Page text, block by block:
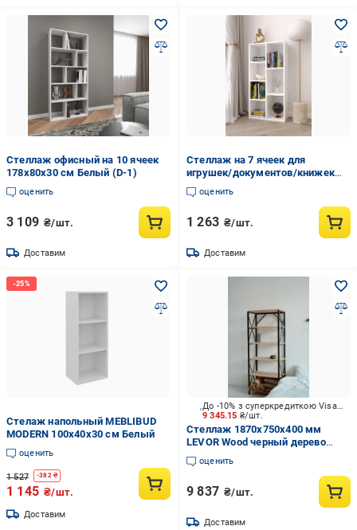
Стеллаж офисный на 10 ячеек
178х80х30 см Белый (D-1)
оценить
3 109 ₴/шт.
Доставим
Cтеллаж на 7 ячеек для
игрушек/документов/книжек
100х50 см Белый (Р-34)
оценить
1 263 ₴/шт.
Доставим
Стелаж напольный MEBLIBUD
MODERN 100х40х30 см Белый
оценить
1 527 -382₴
1 145 ₴/шт.
Доставим
9 345.15 ₴/шт.
До -10% з суперкредиткою Visa Вигода
Стеллаж 1870x750x400 мм
LEVOR Wood черный дерево
полки 6 шт. крашенный
оценить
9 837 ₴/шт.
Доставим